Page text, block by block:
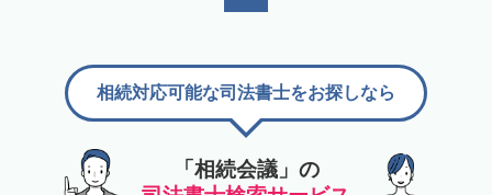
「相続会議」の
相続対応可能な司法書士をお探しなら